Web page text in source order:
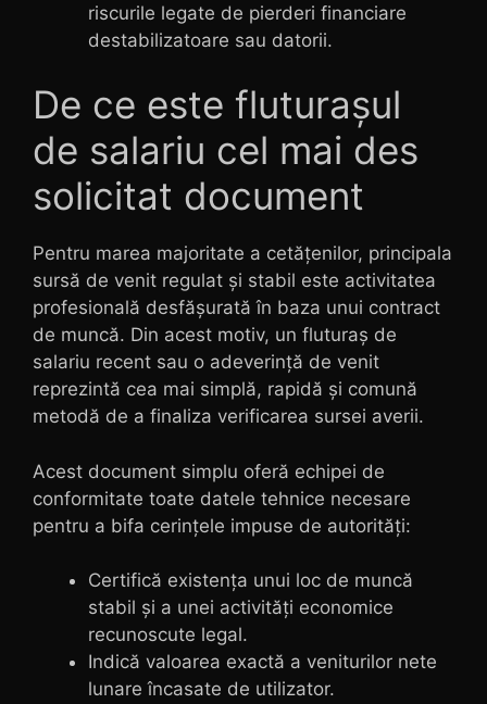
riscurile legate de pierderi financiare
destabilizatoare sau datorii.
De ce este fluturașul
de salariu cel mai des
solicitat document
Pentru marea majoritate a cetățenilor, principala
sursă de venit regulat și stabil este activitatea
profesională desfășurată în baza unui contract
de muncă. Din acest motiv, un fluturaș de
salariu recent sau o adeverință de venit
reprezintă cea mai simplă, rapidă și comună
metodă de a finaliza verificarea sursei averii.
Acest document simplu oferă echipei de
conformitate toate datele tehnice necesare
pentru a bifa cerințele impuse de autorități:
Certifică existența unui loc de muncă
stabil și a unei activități economice
recunoscute legal.
Indică valoarea exactă a veniturilor nete
lunare încasate de utilizator.